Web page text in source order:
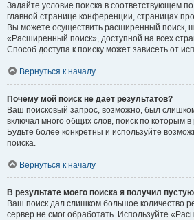
Задайте условие поиска в соответствующем
главной странице конференции, страницах
Вы можете осуществить расширенный поиск,
«Расширенный поиск», доступной на всех
Способ доступа к поиску может зависеть от
Вернуться к началу
Почему мой поиск не даёт результатов?
Ваш поисковый запрос, возможно, был
включал много общих слов, поиск по которым
Будьте более конкретны и используйте
поиска.
Вернуться к началу
В результате моего поиска я получил
Ваш поиск дал слишком большое количество
сервер не смог обработать. Используйте